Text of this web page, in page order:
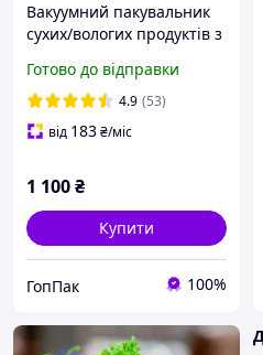
Вакуумний пакувальник
сухих/вологих продуктів з
режимі Sous Vide +
Паковальні мішки
Готово до відправки
4.9 (53)
від 183₴/міс
1 100₴
Купити
ГопПак 100%